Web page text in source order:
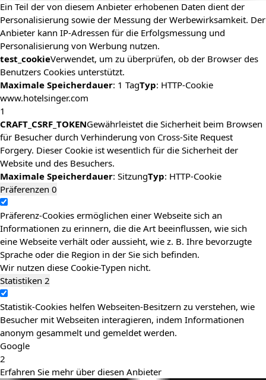
Ein Teil der von diesem Anbieter erhobenen Daten dient der
Personalisierung sowie der Messung der Werbewirksamkeit. Der
Anbieter kann IP-Adressen für die Erfolgsmessung und
Personalisierung von Werbung nutzen.
test_cookieVerwendet, um zu überprüfen, ob der Browser des
Benutzers Cookies unterstützt.
Maximale Speicherdauer: 1 TagTyp: HTTP-Cookie
www.hotelsinger.com
1
CRAFT_CSRF_TOKENGewährleistet die Sicherheit beim Browsen
für Besucher durch Verhinderung von Cross-Site Request
Forgery. Dieser Cookie ist wesentlich für die Sicherheit der
Website und des Besuchers.
Maximale Speicherdauer: SitzungTyp: HTTP-Cookie
Präferenzen 0
Präferenz-Cookies ermöglichen einer Webseite sich an
Informationen zu erinnern, die die Art beeinflussen, wie sich
eine Webseite verhält oder aussieht, wie z. B. Ihre bevorzugte
Sprache oder die Region in der Sie sich befinden.
Wir nutzen diese Cookie-Typen nicht.
Statistiken 2
Statistik-Cookies helfen Webseiten-Besitzern zu verstehen, wie
Besucher mit Webseiten interagieren, indem Informationen
anonym gesammelt und gemeldet werden.
Google
2
Erfahren Sie mehr über diesen Anbieter